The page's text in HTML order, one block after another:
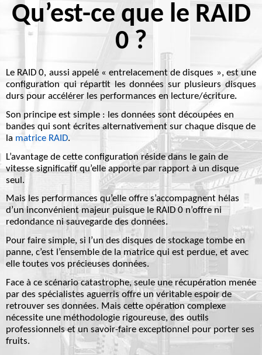
Qu’est-ce que le RAID
0 ?
Le RAID 0, aussi appelé « entrelacement de disques », est une
configuration qui répartit les données sur plusieurs disques
durs pour accélérer les performances en lecture/écriture.
Son principe est simple : les données sont découpées en
bandes qui sont écrites alternativement sur chaque disque de
la matrice RAID.
L’avantage de cette configuration réside dans le gain de
vitesse significatif qu’elle apporte par rapport à un disque
seul.
Mais les performances qu’elle offre s’accompagnent hélas
d’un inconvénient majeur puisque le RAID 0n’offre ni
redondance ni sauvegarde des données.
Pour faire simple, si l’un des disques de stockage tombe en
panne, c’est l’ensemble de la matrice qui est perdue, et avec
elle toutes vos précieuses données.
Face à ce scénario catastrophe,seule une récupération menée
par des spécialistes aguerrisoffre un véritable espoir de
retrouver ses données. Mais cette opération complexe
nécessite une méthodologie rigoureuse, des outils
professionnels et un savoir-faire exceptionnel pour porter ses
fruits.